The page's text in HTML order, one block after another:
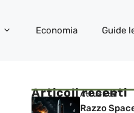
Economia Guide
Articoli recenti
Attualita'
Razzo